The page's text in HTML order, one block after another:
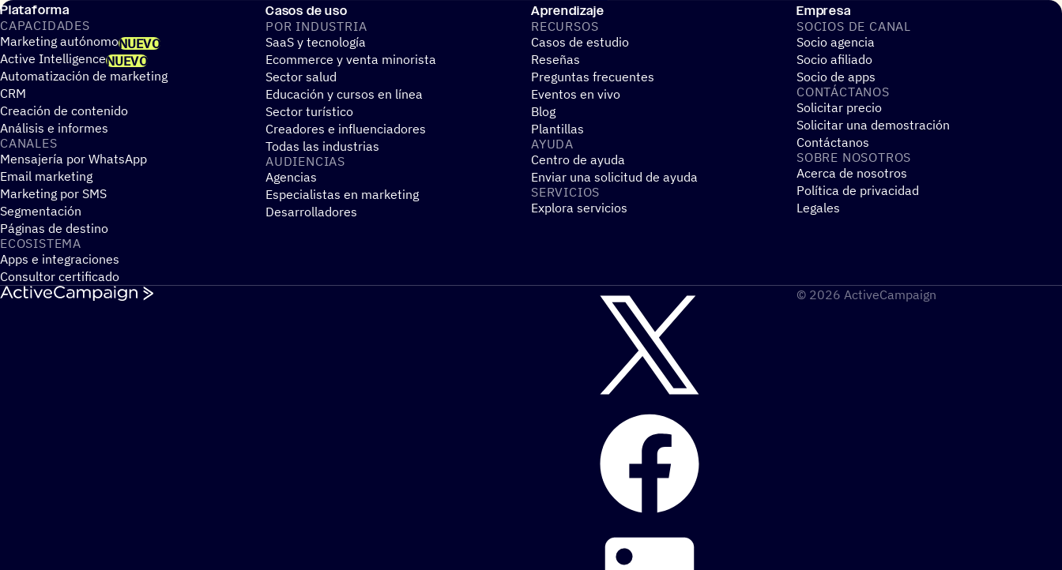
Plataforma
CAPA­CI­DA­DES
Marketing autónomoNUEVO
Active IntelligenceNUEVO
Automatización de marketing
CRM
Creación de contenido
Análisis e informes
CANALES
Mensajería por WhatsApp
Email marketing
Marketing por SMS
Segmentación
Páginas de destino
ECOSIS­TEMA
Apps e integraciones
Consultor certificado
Casos de uso
POR INDUS­TRIA
SaaS y tecnología
Ecommerce y venta minorista
Sector salud
Educación y cursos en línea
Sector turístico
Creadores e influenciadores
Todas las industrias
AUDIEN­CIAS
Agencias
Especialistas en marketing
Desarrolladores
Aprendizaje
RECUR­SOS
Casos de estudio
Reseñas
Preguntas frecuentes
Eventos en vivo
Blog
Plantillas
AYUDA
Centro de ayuda
Enviar una solicitud de ayuda
SERVI­CIOS
Explora servicios
Empresa
SOCIOS DE CANAL
Socio agencia
Socio afiliado
Socio de apps
CONTÁC­TA­NOS
Solicitar precio
Solicitar una demostración
Contáctanos
SOBRE NOSO­TROS
Acerca de nosotros
Política de privacidad
Legales
© 2026 ActiveCampaign